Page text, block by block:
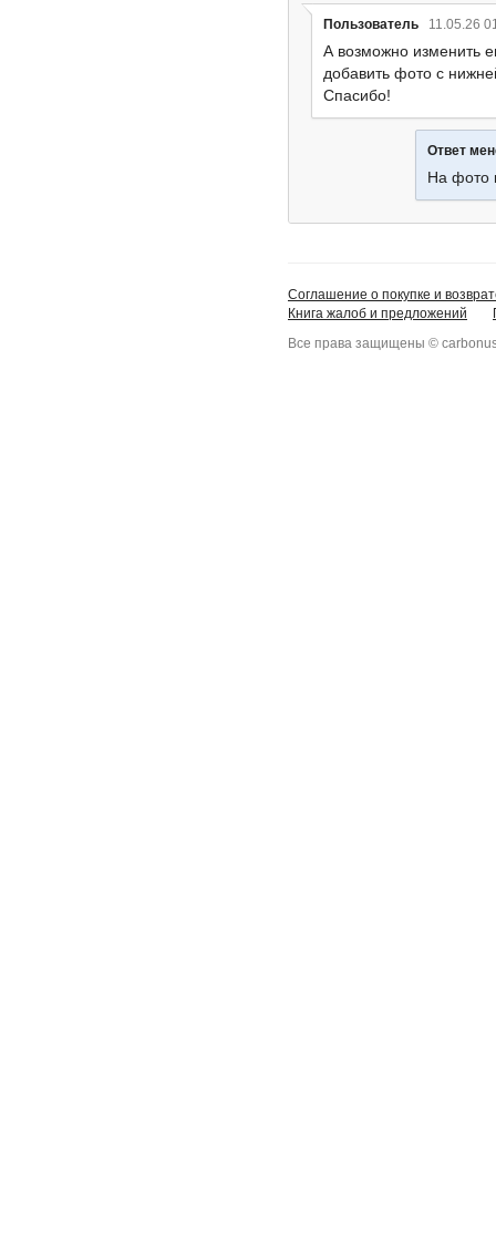
Пользователь 11.05.26
А возможно изменить
добавить фото с
Спасибо!
Ответ
На
Соглашение о покупке и
Книга жалоб и предложений
Все права защищены ©